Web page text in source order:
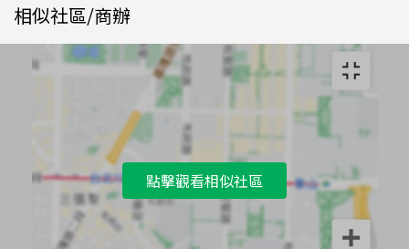
相似社區/商辦
點擊觀看相似社區